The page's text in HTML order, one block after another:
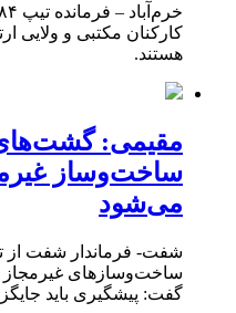
کارکنان مکتبی و ولایی
هستند.
مقیمی: گشت‌های
ساخت‌وساز
می‌شود
شفت- فرماندار شفت از
ساخت‌وسازهای غیرمجاز
گفت: پیشگیری باید